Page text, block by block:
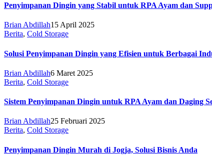
Penyimpanan Dingin yang Stabil untuk RPA Ayam dan
Brian Abdillah15 April 2025
Berita, Cold Storage
Solusi Penyimpanan Dingin yang Efisien untuk Berbagai
Brian Abdillah6 Maret 2025
Berita, Cold Storage
Sistem Penyimpanan Dingin untuk RPA Ayam dan Daging
Brian Abdillah25 Februari 2025
Berita, Cold Storage
Penyimpanan Dingin Murah di Jogja, Solusi Bisnis Anda